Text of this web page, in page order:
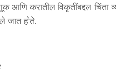
आणि करातील विकृतींबद्दल
जात होते.